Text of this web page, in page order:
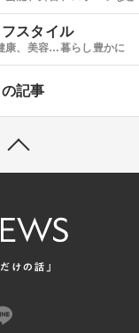
スタイル
康、美容…暮らし豊かに
記事